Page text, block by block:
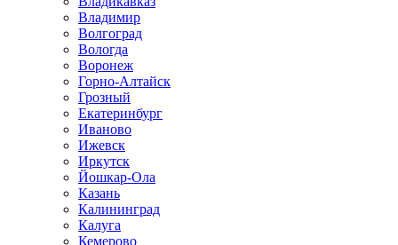
Владимир
Волгоград
Вологда
Воронеж
Горно-Алтайск
Грозный
Екатеринбург
Иваново
Ижевск
Иркутск
Йошкар-Ола
Казань
Калининград
Калуга
Кемерово